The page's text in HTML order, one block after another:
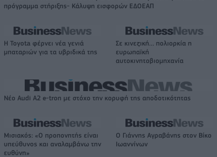
πρόγραμμα στήριξης- Κάλυψη εισφορών ΕΔΟΕΑΠ
Η Toyota φέρνει νέα γενιά
μπαταριών για τα υβριδικά της
Σε κινεζική… πολιορκία η
ευρωπαϊκή
αυτοκινητοβιομηχανία
Νέο Audi A2 e-tron με στόχο την κορυφή της αποδοτικότητας
Μισιακός: «Ο προπονητής είναι
υπεύθυνος και αναλαμβάνω την
ευθύνη»
Ο Γιάννης Αγραβάνης στον Βίκο
Ιωαννίνων